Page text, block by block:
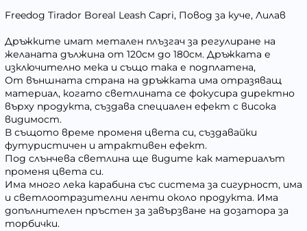
Freedog Tirador Boreal Leash Capri, Повод за куче, Лилав
Дръжките имат метален плъзгач за регулиране на
желаната дължина от 120см до 180см. Дръжката е
изключително мека и също така е подплатена,
От външната страна на дръжката има отразяващ
материал, когато светлината се фокусира директно
върху продукта, създава специален ефект с висока
видимост.
В същото време променя цвета си, създавайки
футуристичен и атрактивен ефект.
Под слънчева светлина ще видите как материалът
променя цвета си.
Има много лека карабина със система за сигурност, има
и светлоотразителни ленти около продукта. Има
допълнителен пръстен за завързване на дозатора за
торбички.